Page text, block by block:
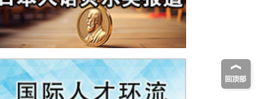
法，利用超小型GAD67启动子抑制发作
科学研究
九州大学揭示夜间眼压升高机制：两种激素
波动叠加所致
东京都产技研采用新手法开发出可稳定工作
至300℃的介电材料，已验证电容器可在汽车
发动机等高温环境下工作
经济・社会